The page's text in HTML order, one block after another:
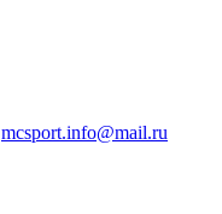
mcsport.info@mail.ru